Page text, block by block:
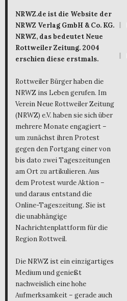
NRWZ.de ist die Website der
NRWZ Verlag GmbH & Co. KG.
NRWZ, das bedeutet Neue
Rottweiler Zeitung. 2004
erschien diese erstmals.
Rottweiler Bürger haben die
NRWZ ins Leben gerufen. Im
Verein Neue Rottweiler Zeitung
(NRWZ) e.V. haben sie sich über
mehrere Monate engagiert –
um zunächst ihren Protest
gegen den Fortgang einer von
bis dato zwei Tageszeitungen
am Ort zu artikulieren. Aus
dem Protest wurde Aktion –
und daraus entstand die
Online-Tageszeitung. Sie ist
die unabhängige
Nachrichtenplattform für die
Region Rottweil.
Die NRWZ ist ein einzigartiges
Medium und genießt
nachweislich eine hohe
Aufmerksamkeit – gerade auch